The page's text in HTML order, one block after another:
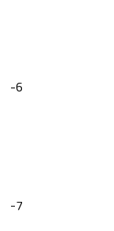
6-
7-